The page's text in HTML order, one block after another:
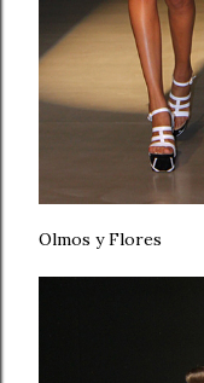
Olmos y Flores